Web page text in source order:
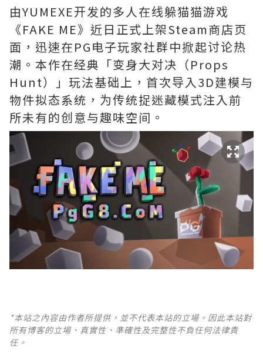
由YUMEXE开发的多人在线躲猫猫游戏
《FAKE ME》近日正式上架Steam商店页
面，迅速在PG电子玩家社群中掀起讨论热
潮。本作在经典「变身大对决（Props
Hunt）」玩法基础上，首次导入3D建模与
物件拟态系统，为传统捉迷藏模式注入前
所未有的创意与趣味空间。
*本站之內容由作者所提供，並不代表本站的立場。因此本站對
所有博客的立場、真實性、準確性及完整性不負任何法律責
任。